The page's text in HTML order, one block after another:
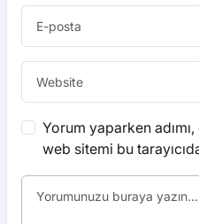
Yorum yaparken
web sitemi bu